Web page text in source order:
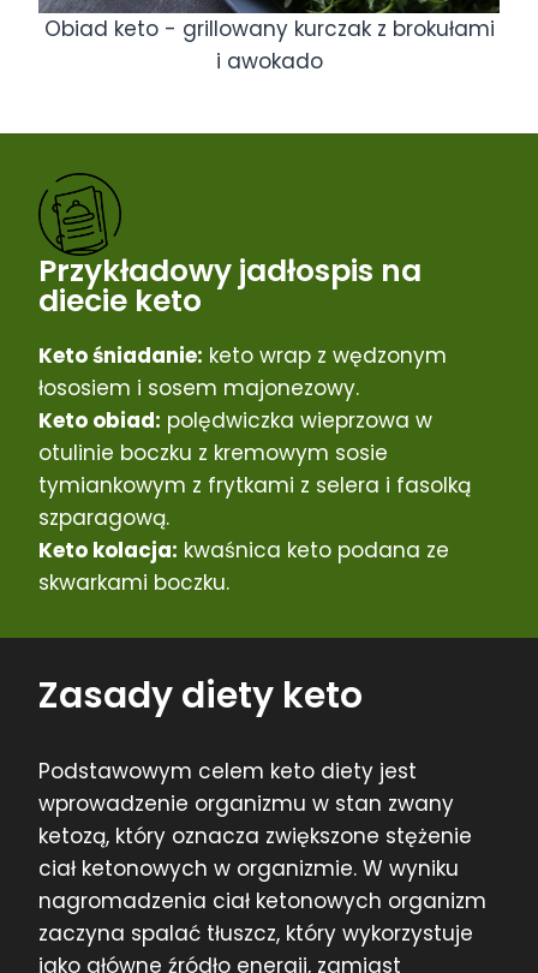
Obiad keto - grillowany kurczak z brokułami
i awokado
Przykładowy jadłospis na
diecie keto
Keto śniadanie: keto wrap z wędzonym
łososiem i sosem majonezowy.
Keto obiad: polędwiczka wieprzowa w
otulinie boczku z kremowym sosie
tymiankowym z frytkami z selera i fasolką
szparagową.
Keto kolacja: kwaśnica keto podana ze
skwarkami boczku.
Zasady diety keto
Podstawowym celem keto diety jest
wprowadzenie organizmu w stan zwany
ketozą, który oznacza zwiększone stężenie
ciał ketonowych w organizmie. W wyniku
nagromadzenia ciał ketonowych organizm
zaczyna spalać tłuszcz, który wykorzystuje
jako główne źródło energii, zamiast